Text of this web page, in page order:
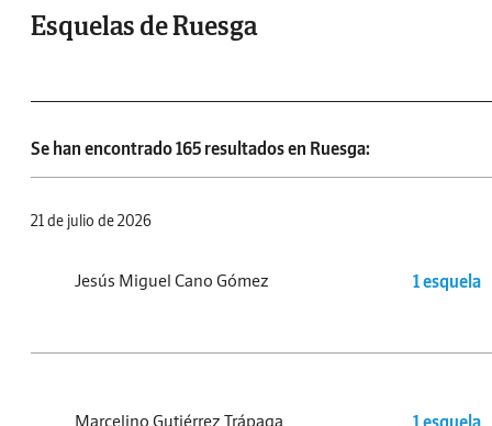
Esquelas de Ruesga
Se han encontrado 165 resultados en Ruesga:
21 de julio de 2026
Jesús Miguel Cano Gómez 1 esquela
Marcelino Gutiérrez Trápaga 1 esquela